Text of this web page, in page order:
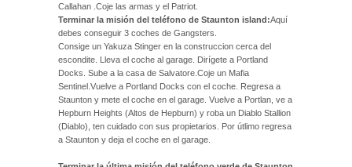
Callahan .Coje las armas y el Patriot.
Terminar la misión del teléfono de Staunton island:Aquí
debes conseguir 3 coches de Gangsters.
Consige un Yakuza Stinger en la construccion cerca del
escondite. Lleva el coche al garage. Dirígete a Portland
Docks. Sube a la casa de Salvatore.Coje un Mafia
Sentinel.Vuelve a Portland Docks con el coche. Regresa a
Staunton y mete el coche en el garage. Vuelve a Portlan, ve a
Hepburn Heights (Altos de Hepburn) y roba un Diablo Stallion
(Diablo), ten cuidado con sus propietarios. Por útlimo regresa
a Staunton y deja el coche en el garage.